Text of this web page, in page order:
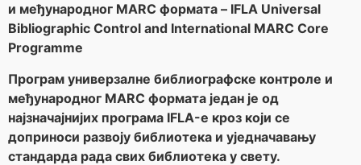
и међународног MARC формата – IFLA Universal
Bibliographic Control and International MARC Core
Programme
Програм универзалне библиографске контроле и
међународног MARC формата један је од
најзначајнијих програма IFLA-е кроз који се
доприноси развоју библиотека и уједначавању
стандарда рада свих библиотека у свету.